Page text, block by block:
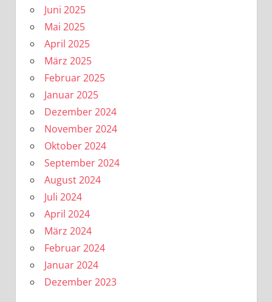
Juni 2025
Mai 2025
April 2025
März 2025
Februar 2025
Januar 2025
Dezember 2024
November 2024
Oktober 2024
September 2024
August 2024
Juli 2024
April 2024
März 2024
Februar 2024
Januar 2024
Dezember 2023